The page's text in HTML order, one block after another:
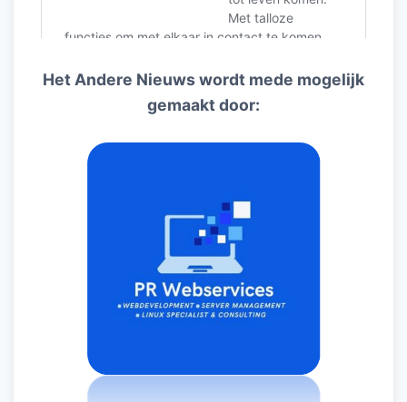
Het Andere Nieuws wordt mede mogelijk
gemaakt door: